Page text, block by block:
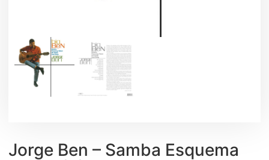
Jorge Ben – Samba Esquema